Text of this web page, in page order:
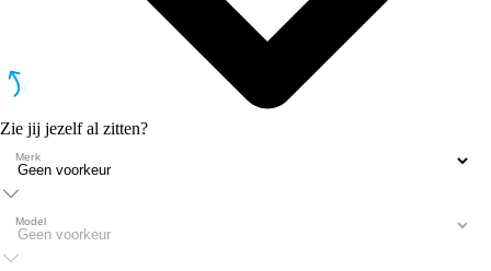
Zie jij jezelf al zitten?
Merk
Model